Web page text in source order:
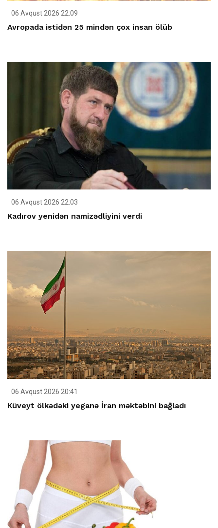
06 Avqust 2026 22:09
Avropada istidən 25 mindən çox insan ölüb
06 Avqust 2026 22:03
Kadırov yenidən namizədliyini verdi
06 Avqust 2026 20:41
Küveyt ölkədəki yeganə İran məktəbini bağladı